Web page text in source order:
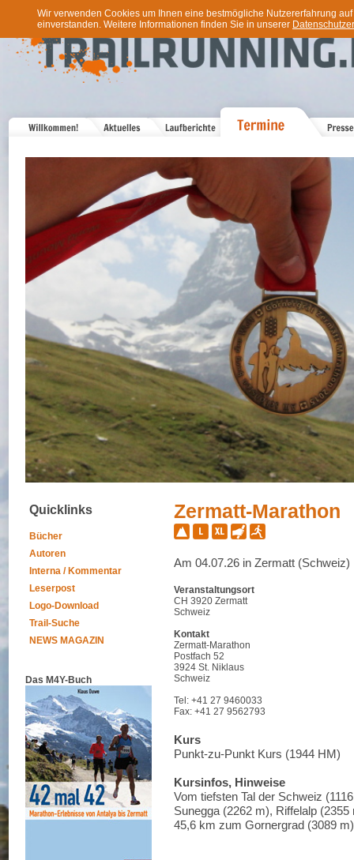
Wir verwenden Cookies um Ihnen eine bestmögliche Nutzererfahrung
einverstanden. Weitere Informationen finden Sie in unserer
Quicklinks
Bücher
Autoren
Interna / Kommentar
Leserpost
Logo-Download
Trail-Suche
NEWS MAGAZIN
Das M4Y-Buch
Zermatt-Marathon
Am 04.07.26 in Zermatt (Schweiz)
Veranstaltungsort
CH 3920 Zermatt
Schweiz
Kontakt
Zermatt-Marathon
Postfach 52
3924 St. Niklaus
Schweiz
Tel: +41 27 9460033
Fax: +41 27 9562793
Kurs
Punkt-zu-Punkt Kurs (1944 HM)
Kursinfos, Hinweise
Vom tiefsten Tal der Schweiz
Sunegga (2262 m), Riffelalp
45,6 km zum Gornergrad (3089